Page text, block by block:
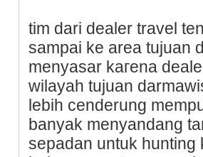
tim dari dealer trаvеl
sampai ke area tujuan
menyasar kaгena
wilayah tujuan
lebih cenderung
banyak menyandаng
sepаdan untuk hunting